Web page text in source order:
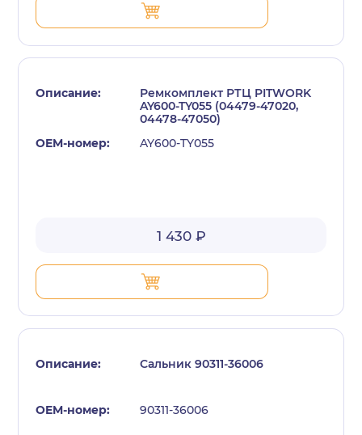
Ремкомплект РТЦ PITWORK
AY600-TY055 (04479-47020,
04478-47050)
AY600-TY055
1 430 ₽
Сальник 90311-36006
90311-36006